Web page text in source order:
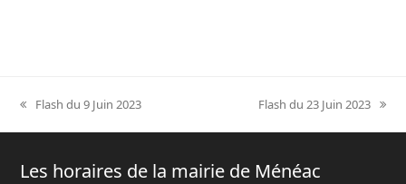
previous
post:
Flash du 9 Juin 2023
next
post:
Flash du 23 Juin 2023
Les horaires de la mairie de Ménéac